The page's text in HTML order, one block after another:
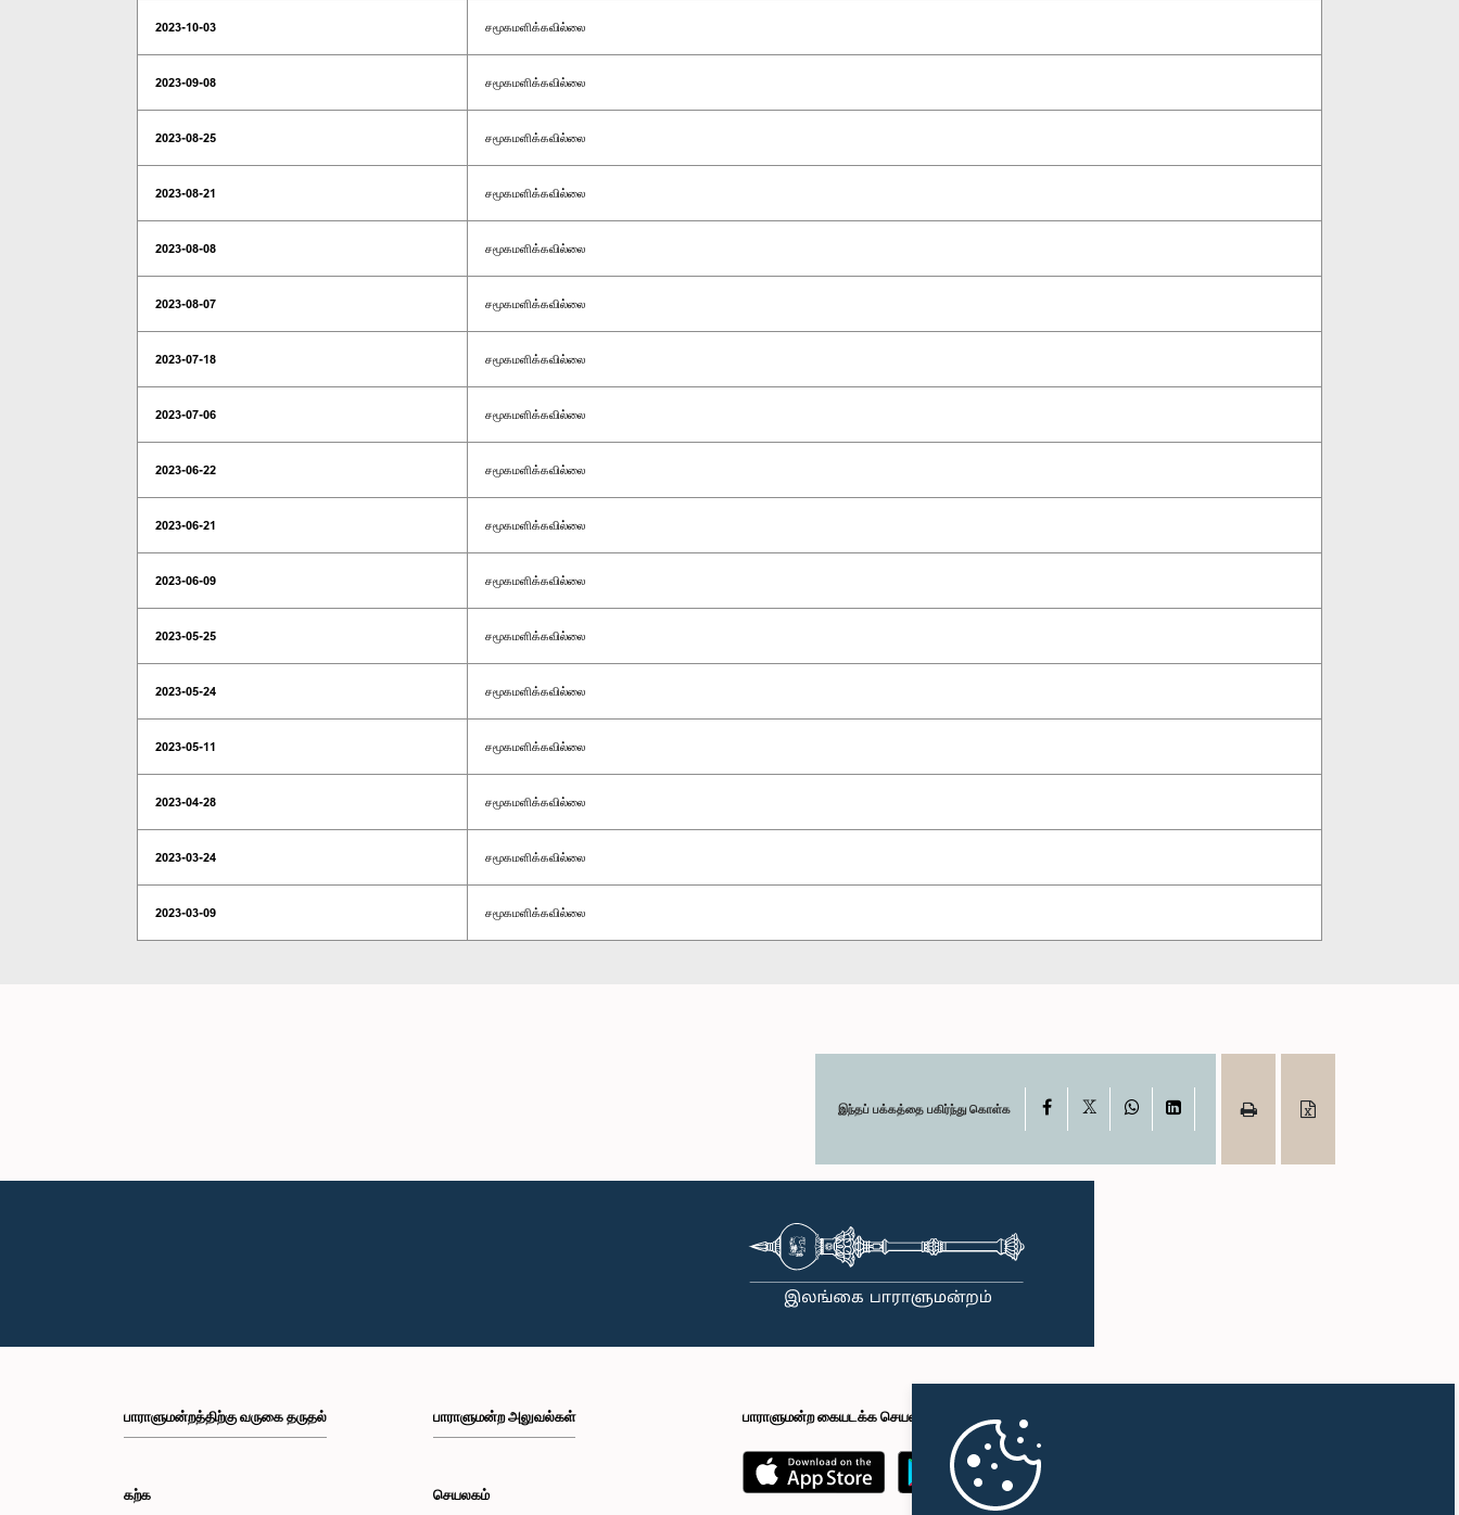
2023-10-03 சமூகமளிக்கவில்லை
2023-09-08 சமூகமளிக்கவில்லை
2023-08-25 சமூகமளிக்கவில்லை
2023-08-21 சமூகமளிக்கவில்லை
2023-08-08 சமூகமளிக்கவில்லை
2023-08-07 சமூகமளிக்கவில்லை
2023-07-18 சமூகமளிக்கவில்லை
2023-07-06 சமூகமளிக்கவில்லை
2023-06-22 சமூகமளிக்கவில்லை
2023-06-21 சமூகமளிக்கவில்லை
2023-06-09 சமூகமளிக்கவில்லை
2023-05-25 சமூகமளிக்கவில்லை
2023-05-24 சமூகமளிக்கவில்லை
2023-05-11 சமூகமளிக்கவில்லை
2023-04-28 சமூகமளிக்கவில்லை
2023-03-24 சமூகமளிக்கவில்லை
2023-03-09 சமூகமளிக்கவில்லை
இந்தப் பக்கத்தை பகிர்ந்து கொள்க Facebook WhatsAppLinkedIn
பாராளுமன்றத்திற்கு வருகை தருதல்
கற்க
பாராளுமன்ற அலுவல்கள்
செயலகம்
பாராளுமன்ற கையடக்க செயலி